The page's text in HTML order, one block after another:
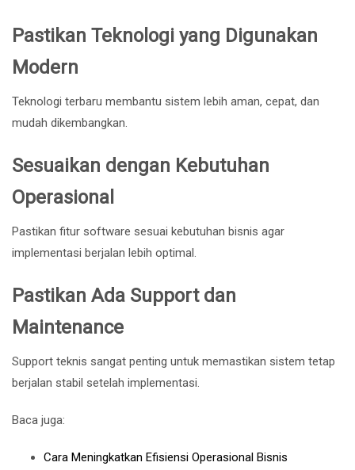
Pastikan Teknologi yang Digunakan
Modern
Teknologi terbaru membantu sistem lebih aman, cepat, dan
mudah dikembangkan.
Sesuaikan dengan Kebutuhan
Operasional
Pastikan fitur software sesuai kebutuhan bisnis agar
implementasi berjalan lebih optimal.
Pastikan Ada Support dan
Maintenance
Support teknis sangat penting untuk memastikan sistem tetap
berjalan stabil setelah implementasi.
Baca juga:
Cara Meningkatkan Efisiensi Operasional Bisnis